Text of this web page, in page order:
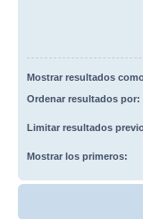
Mostrar resultados
Ordenar resultados por:
Limitar resultados
Mostrar los primeros: